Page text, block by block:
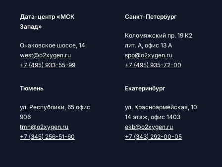
Дата-центр «МСК
Запад»
Очаковское шоссе, 14
west@o2xygen.ru
+7 (495) 933-55-99
Cанкт-Петербург
Коломяжский пр. 19 К2
лит. А, офис 13 А
spb@o2xygen.ru
+7 (495) 935-72-00
Тюмень
ул. Республики, 65 офис
906
tmn@o2xygen.ru
+7 (345) 256-51-60
Екатеринбург
ул. Красноармейская, 10
14 этаж, офис 1403
ekb@o2xygen.ru
+7 (343) 292-00-05